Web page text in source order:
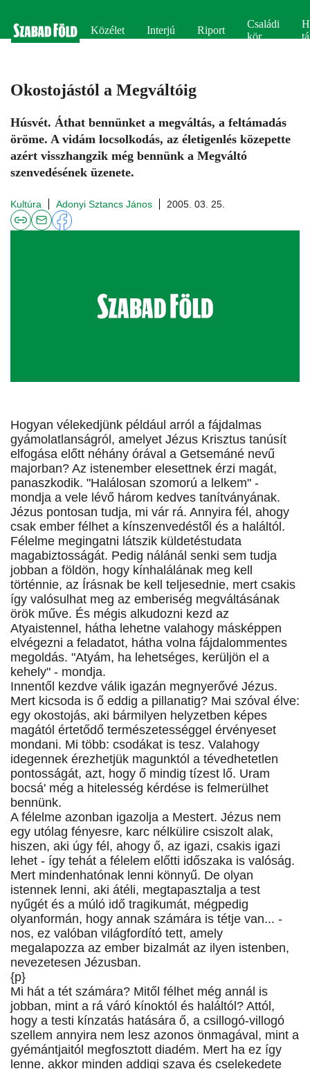
Közélet Interjú Riport
Családi
kör
Okostojástól a Megváltóig
Húsvét. Áthat bennünket a megváltás, a feltámadás
öröme. A vidám locsolkodás, az életigenlés közepette
azért visszhangzik még bennünk a Megváltó
szenvedésének üzenete.
Kultúra Adonyi Sztancs János 2005. 03. 25.
Hogyan vélekedjünk például arról a fájdalmas
gyámolatlanságról, amelyet Jézus Krisztus tanúsít
elfogása előtt néhány órával a Getsemáné nevű
majorban? Az istenember elesettnek érzi magát,
panaszkodik. "Halálosan szomorú a lelkem" -
mondja a vele lévő három kedves tanítványának.
Jézus pontosan tudja, mi vár rá. Annyira fél, ahogy
csak ember félhet a kínszenvedéstől és a haláltól.
Félelme megingatni látszik küldetéstudata
magabiztosságát. Pedig nálánál senki sem tudja
jobban a földön, hogy kínhalálának meg kell
történnie, az Írásnak be kell teljesednie, mert csakis
így valósulhat meg az emberiség megváltásának
örök műve. És mégis alkudozni kezd az
Atyaistennel, hátha lehetne valahogy másképpen
elvégezni a feladatot, hátha volna fájdalommentes
megoldás. "Atyám, ha lehetséges, kerüljön el a
kehely" - mondja.
Innentől kezdve válik igazán megnyerővé Jézus.
Mert kicsoda is ő eddig a pillanatig? Mai szóval élve:
egy okostojás, aki bármilyen helyzetben képes
magától értetődő természetességgel érvényeset
mondani. Mi több: csodákat is tesz. Valahogy
idegennek érezhetjük magunktól a tévedhetetlen
pontosságát, azt, hogy ő mindig tízest lő. Uram
bocsá' még a hitelesség kérdése is felmerülhet
bennünk.
A félelme azonban igazolja a Mestert. Jézus nem
egy utólag fényesre, karc nélkülire csiszolt alak,
hiszen, aki úgy fél, ahogy ő, az igazi, csakis igazi
lehet - így tehát a félelem előtti időszaka is valóság.
Mert mindenhatónak lenni könnyű. De olyan
istennek lenni, aki átéli, megtapasztalja a test
nyűgét és a múló idő tragikumát, mégpedig
olyanformán, hogy annak számára is tétje van... -
nos, ez valóban világfordító tett, amely
megalapozza az ember bizalmát az ilyen istenben,
nevezetesen Jézusban.
{p}
Mi hát a tét számára? Mitől félhet még annál is
jobban, mint a rá váró kínoktól és haláltól? Attól,
hogy a testi kínzatás hatására ő, a csillogó-villogó
szellem annyira nem lesz azonos önmagával, mint a
gyémántjaitól megfosztott diadém. Mert ha ez így
lenne, akkor minden addigi szava és cselekedete